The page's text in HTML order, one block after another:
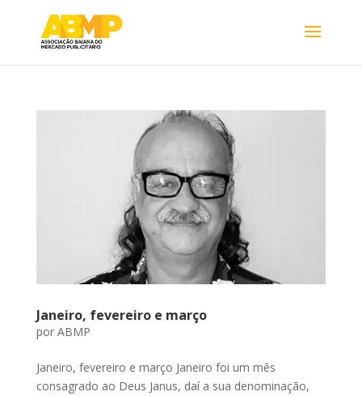
Janeiro, fevereiro e março
por ABMP
Janeiro, fevereiro e março Janeiro foi um mês
consagrado ao Deus Janus, daí a sua denominação,